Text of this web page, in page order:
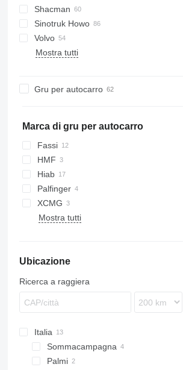
S-Way
T-Way
Trakker
X-Way
TGL
TGM
TGS
Arocs
Atego
Axor
MB
Canter
Canter
C-series
Master
P-series
Shacman
F2000
F3000
H3000
X3000
Sinotruk Howo
371
375
T5G
C7H
G7
Constellation
Volvo
F89
FL
FMX
XG
Mostra tutti
Gru per autocarro
Marca di gru per autocarro
Fassi
HMF
Hiab
Palfinger
XCMG
Mostra tutti
Ubicazione
Ricerca a raggiera
Italia
Sommacampagna
Palmi